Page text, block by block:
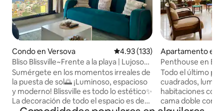
Condo en Versova Calificación promedio: 4.93 de
4.93 (133)
Bliso Blissville~Frente a la playa | Lujoso
apartamento de 2 habitaciones y 1 baño |
Vista al mar
Sumérgete en los momentos irreales de
la puesta de sol🌅 ¡Luminoso, espacioso
y moderno! Blissville es todo lo estético✨
La decoración de todo el espacio es de
Apartamento en
Penthouse en
· Terraza grande
Todo el último
cuadrados,
habitaciones con
cama doble con